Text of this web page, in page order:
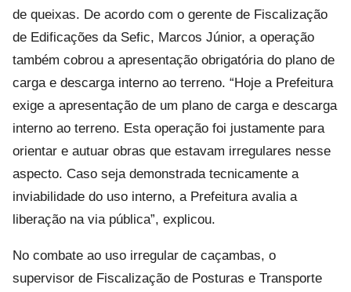
de queixas. De acordo com o gerente de Fiscalização
de Edificações da Sefic, Marcos Júnior, a operação
também cobrou a apresentação obrigatória do plano de
carga e descarga interno ao terreno. “Hoje a Prefeitura
exige a apresentação de um plano de carga e descarga
interno ao terreno. Esta operação foi justamente para
orientar e autuar obras que estavam irregulares nesse
aspecto. Caso seja demonstrada tecnicamente a
inviabilidade do uso interno, a Prefeitura avalia a
liberação na via pública”, explicou.
No combate ao uso irregular de caçambas, o
supervisor de Fiscalização de Posturas e Transporte